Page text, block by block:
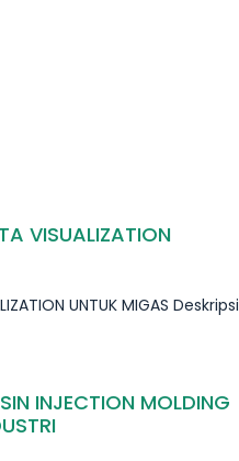
VISUALIZATION
UNTUK MIGAS Deskripsi
INJECTION MOLDING